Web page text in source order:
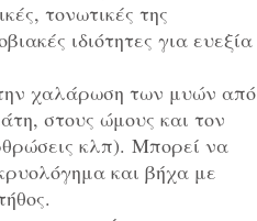
τονωτικές της
ιδιότητες για ευεξία
χαλάρωση των μυών από
στους ώμους και τον
κλπ). Μπορεί να
και βήχα με